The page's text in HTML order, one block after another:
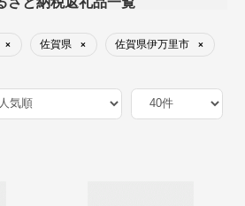
× 佐賀県 × 佐賀県伊万里市 ×